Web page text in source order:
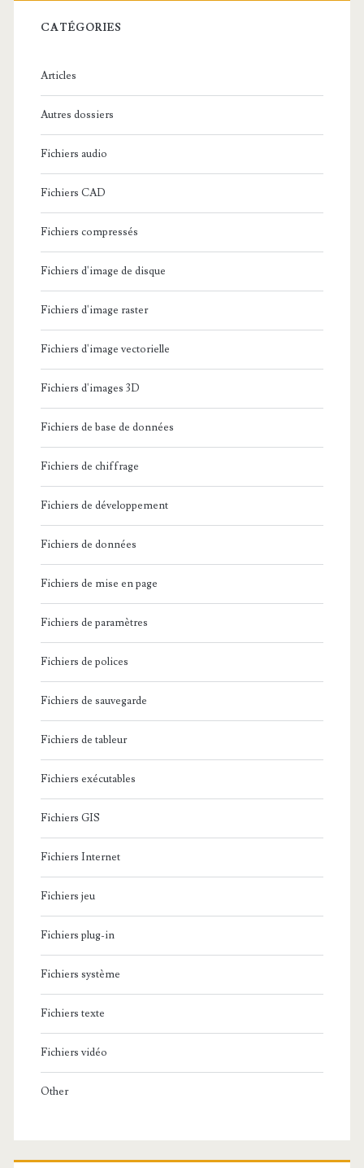
r
c
:
CATÉGORIES
Articles
Autres dossiers
Fichiers audio
Fichiers CAD
Fichiers compressés
Fichiers d'image de disque
Fichiers d'image raster
Fichiers d'image vectorielle
Fichiers d'images 3D
Fichiers de base de données
Fichiers de chiffrage
Fichiers de développement
Fichiers de données
Fichiers de mise en page
Fichiers de paramètres
Fichiers de polices
Fichiers de sauvegarde
Fichiers de tableur
Fichiers exécutables
Fichiers GIS
Fichiers Internet
Fichiers jeu
Fichiers plug-in
Fichiers système
Fichiers texte
Fichiers vidéo
Other